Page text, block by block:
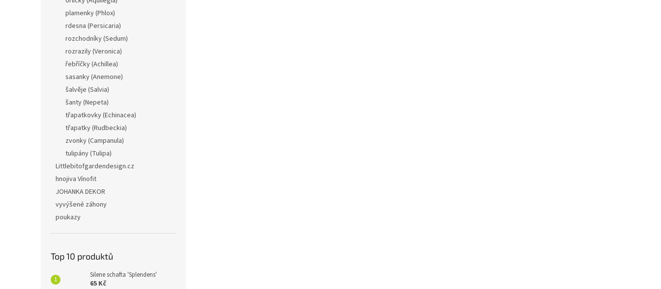
plamenky (Phlox)
rdesna (Persicaria)
rozchodníky (Sedum)
rozrazily (Veronica)
řebříčky (Achillea)
sasanky (Anemone)
šalvěje (Salvia)
šanty (Nepeta)
třapatkovky (Echinacea)
třapatky (Rudbeckia)
zvonky (Campanula)
tulipány (Tulipa)
Littlebitofgardendesign.cz
hnojiva Vínofit
JOHANKA DEKOR
vyvýšené záhony
poukazy
Top 10 produktů
Silene schafta 'Splendens'
65 Kč